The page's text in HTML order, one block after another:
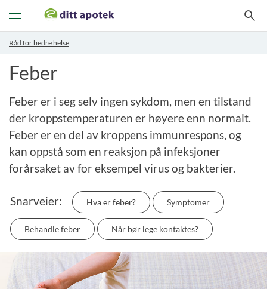
Veksle
Råd for bedre helse
Feber
Feber er i seg selv ingen sykdom, men en tilstand
der kroppstemperaturen er høyere enn normalt.
Feber er en del av kroppens immunrespons, og
kan oppstå som en reaksjon på infeksjoner
forårsaket av for eksempel virus og bakterier.
Snarveier: Hva er feber? Symptomer
Behandle feber Når bør lege kontaktes?